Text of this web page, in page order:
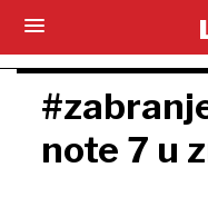
note 7 u